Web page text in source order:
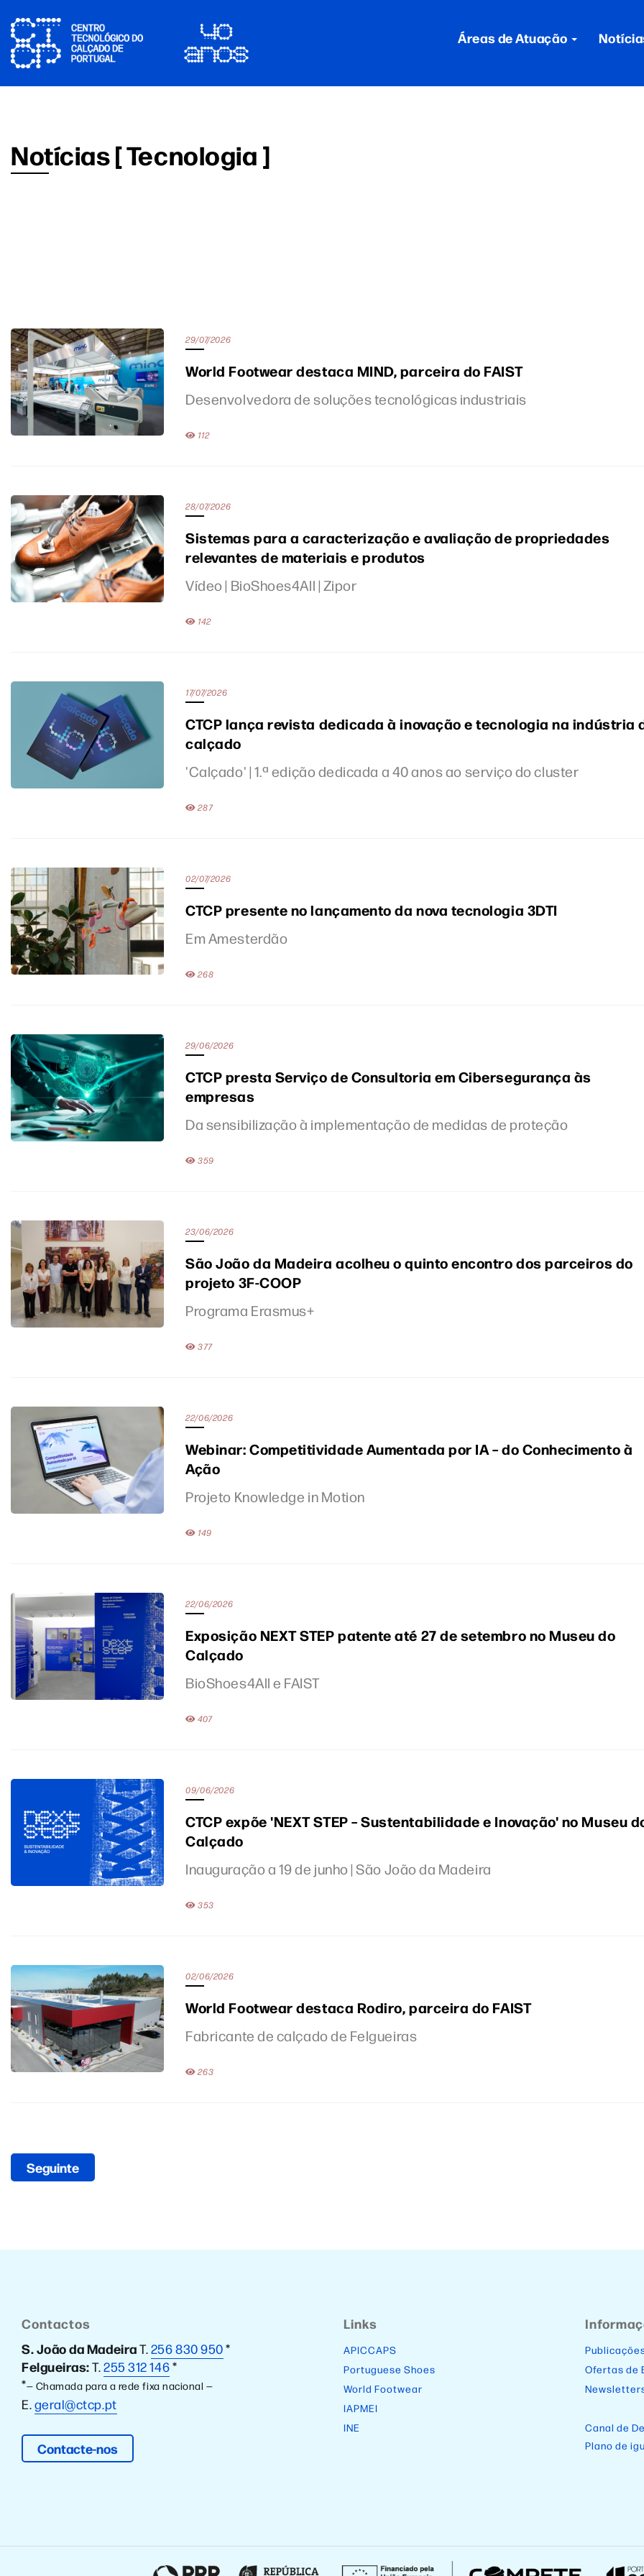
Áreas de Atuação
Notícias [ Tecnologia ]
29/07/2026
World Footwear destaca MIND, parceira do FAIST
Desenvolvedora de soluções tecnológicas industriais
112
28/07/2026
Sistemas para a caracterização e avaliação de propriedades
relevantes de materiais e produtos
Vídeo | BioShoes4All | Zipor
142
17/07/2026
CTCP lança revista dedicada à inovação e tecnologia na indústria
calçado
'Calçado' | 1.ª edição dedicada a 40 anos ao serviço do cluster
287
02/07/2026
CTCP presente no lançamento da nova tecnologia 3DTI
Em Amesterdão
268
29/06/2026
CTCP presta Serviço de Consultoria em Cibersegurança às
empresas
Da sensibilização à implementação de medidas de proteção
359
23/06/2026
São João da Madeira acolheu o quinto encontro dos parceiros do
projeto 3F-COOP
Programa Erasmus+
377
22/06/2026
Webinar: Competitividade Aumentada por IA – do Conhecimento à
Ação
Projeto Knowledge in Motion
149
22/06/2026
Exposição NEXT STEP patente até 27 de setembro no Museu do
Calçado
BioShoes4All e FAIST
407
09/06/2026
CTCP expõe 'NEXT STEP – Sustentabilidade e Inovação' no Museu
Calçado
Inauguração a 19 de junho | São João da Madeira
353
02/06/2026
World Footwear destaca Rodiro, parceira do FAIST
Fabricante de calçado de Felgueiras
263
Seguinte
Contactos
S. João da MadeiraT.256 830 950*
Felgueiras:T.255 312 146*
*— Chamada para a rede fixa nacional —
E.geral@ctcp.pt
Contacte-nos
Links
APICCAPS
Portuguese Shoes
World Footwear
IAPMEI
INE
Ofertas de
Canal de
Plano de